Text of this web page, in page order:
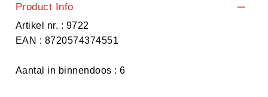
Product Info
Artikel nr. : 9722
EAN : 8720574374551
Aantal in binnendoos : 6